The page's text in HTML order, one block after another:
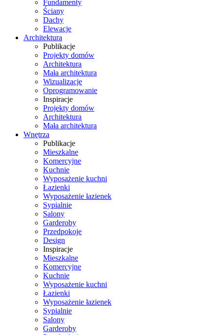
Fundamenty
Ściany
Dachy
Elewacje
Architektura
Publikacje
Projekty domów
Architektura
Mała architektura
Wizualizacje
Oprogramowanie
Inspiracje
Projekty domów
Architektura
Mała architektura
Wnętrza
Publikacje
Mieszkalne
Komercyjne
Kuchnie
Wyposażenie kuchni
Łazienki
Wyposażenie łazienek
Sypialnie
Salony
Garderoby
Przedpokoje
Design
Inspiracje
Mieszkalne
Komercyjne
Kuchnie
Wyposażenie kuchni
Łazienki
Wyposażenie łazienek
Sypialnie
Salony
Garderoby